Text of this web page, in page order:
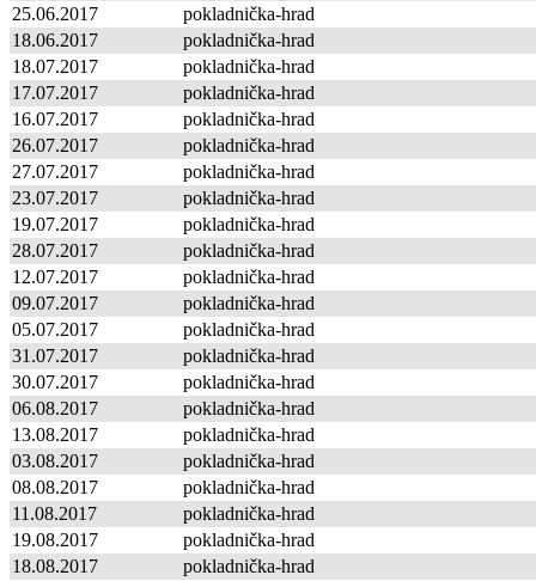
25.06.2017
pokladnička-hrad
18.06.2017
pokladnička-hrad
18.07.2017
pokladnička-hrad
17.07.2017
pokladnička-hrad
16.07.2017
pokladnička-hrad
26.07.2017
pokladnička-hrad
27.07.2017
pokladnička-hrad
23.07.2017
pokladnička-hrad
19.07.2017
pokladnička-hrad
28.07.2017
pokladnička-hrad
12.07.2017
pokladnička-hrad
09.07.2017
pokladnička-hrad
05.07.2017
pokladnička-hrad
31.07.2017
pokladnička-hrad
30.07.2017
pokladnička-hrad
06.08.2017
pokladnička-hrad
13.08.2017
pokladnička-hrad
03.08.2017
pokladnička-hrad
08.08.2017
pokladnička-hrad
11.08.2017
pokladnička-hrad
19.08.2017
pokladnička-hrad
18.08.2017
pokladnička-hrad